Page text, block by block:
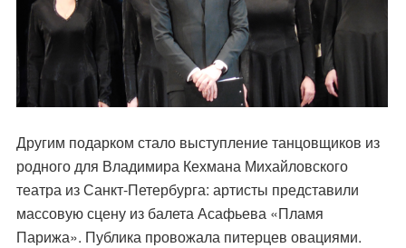
Другим подарком стало выступление танцовщиков из
родного для Владимира Кехмана Михайловского
театра из Санкт-Петербурга: артисты представили
массовую сцену из балета Асафьева «Пламя
Парижа». Публика провожала питерцев овациями.